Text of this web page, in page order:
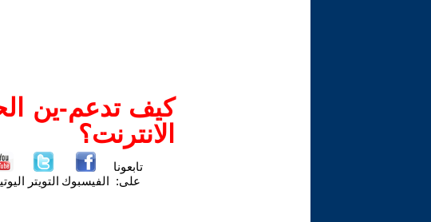
كيف تدعم-ين
الانترنت؟
تابعونا
على: الفيسبوك التويتر